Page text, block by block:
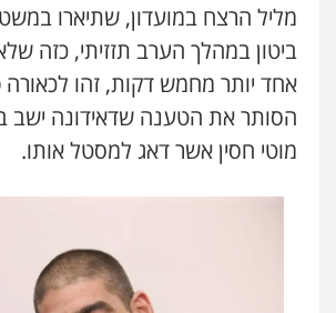
מליל הרצח במועדון, שתיארו
ביטון במהלך הערב תזזיתי, כזה
אחד יותר מחמש דקות, זהו לכאורה
הסותר את הטענה שדאידונה ישב
מוטי חסין אשר דאג למסטל אותו.